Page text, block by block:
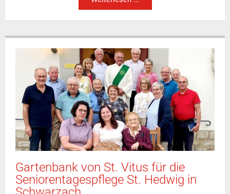
Gartenbank von St. Vitus für die
Seniorentagespflege St. Hedwig in